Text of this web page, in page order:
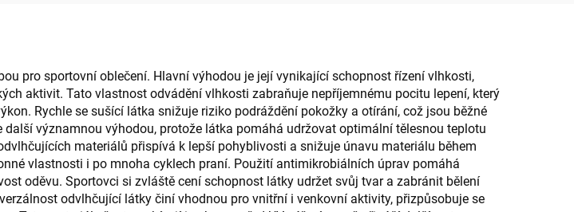
pro sportovní oblečení. Hlavní výhodou je její vynikající schopnost řízení vlhkosti,
aktivit. Tato vlastnost odvádění vlhkosti zabraňuje nepříjemnému pocitu lepení, který
Rychle se sušící látka snižuje riziko podráždění pokožky a otírání, což jsou běžné
významnou výhodou, protože látka pomáhá udržovat optimální tělesnou teplotu
materiálů přispívá k lepší pohyblivosti a snižuje únavu materiálu během
vlastnosti i po mnoha cyklech praní. Použití antimikrobiálních úprav pomáhá
oděvu. Sportovci si zvláště cení schopnost látky udržet svůj tvar a zabránit bělení
odvlhčující látky činí vhodnou pro vnitřní i venkovní aktivity, přizpůsobuje se